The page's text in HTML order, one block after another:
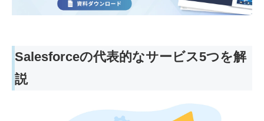
Salesforceの代表的なサービス5つを解
説